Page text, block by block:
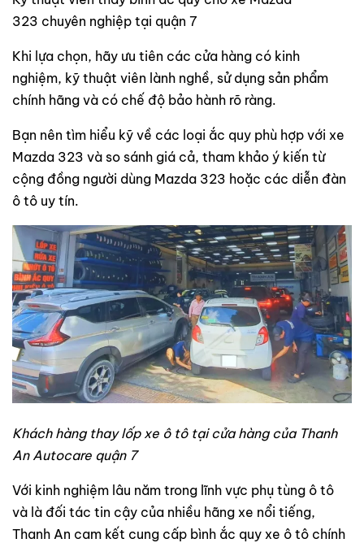
323 chuyên nghiệp tại quận 7
Khi lựa chọn, hãy ưu tiên các cửa hàng có kinh
nghiệm, kỹ thuật viên lành nghề, sử dụng sản phẩm
chính hãng và có chế độ bảo hành rõ ràng.
Bạn nên tìm hiểu kỹ về các loại ắc quy phù hợp với xe
Mazda 323 và so sánh giá cả, tham khảo ý kiến từ
cộng đồng người dùng Mazda 323 hoặc các diễn đàn
ô tô uy tín.
Khách hàng thay lốp xe ô tô tại cửa hàng của Thanh
An Autocare quận 7
Với kinh nghiệm lâu năm trong lĩnh vực phụ tùng ô tô
và là đối tác tin cậy của nhiều hãng xe nổi tiếng,
Thanh An cam kết cung cấp bình ắc quy xe ô tô chính